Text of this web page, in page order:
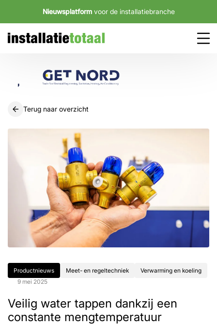
Nieuwsplatform voor de installatiebranche
Terug naar overzicht
Productnieuws Meet- en regeltechniek
Verwarming en koeling
9 mei 2025
Veilig water tappen dankzij een
constante mengtemperatuur